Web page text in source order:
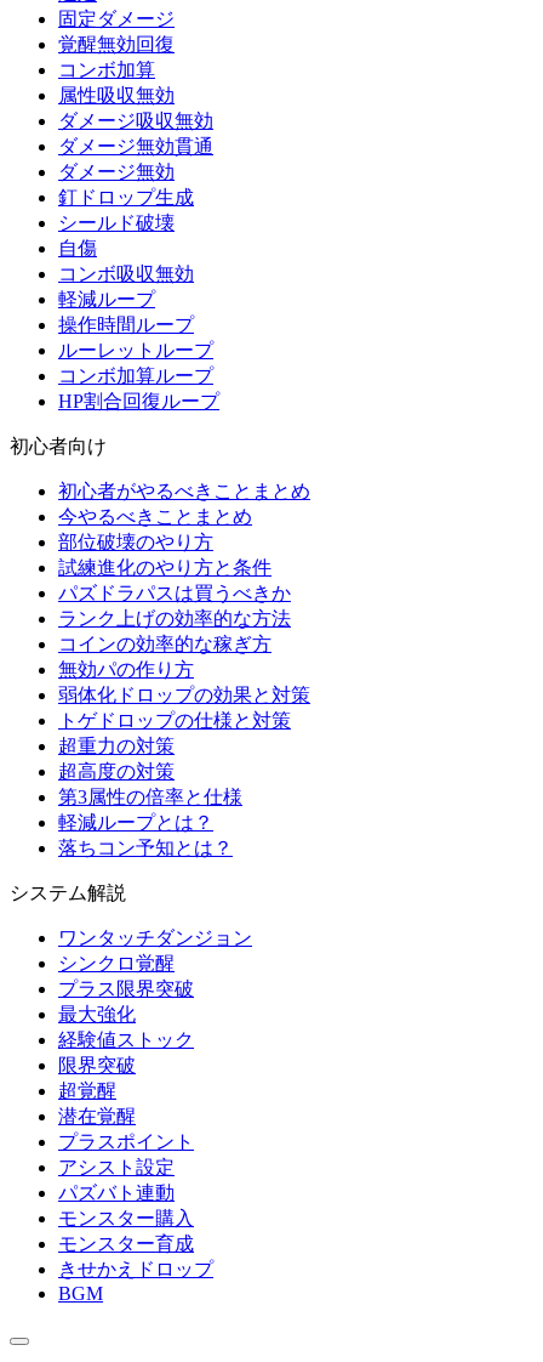
固定ダメージ
覚醒無効回復
コンボ加算
属性吸収無効
ダメージ吸収無効
ダメージ無効貫通
ダメージ無効
釘ドロップ生成
シールド破壊
自傷
コンボ吸収無効
軽減ループ
操作時間ループ
ルーレットループ
コンボ加算ループ
HP割合回復ループ
初心者向け
初心者がやるべきことまとめ
今やるべきことまとめ
部位破壊のやり方
試練進化のやり方と条件
パズドラパスは買うべきか
ランク上げの効率的な方法
コインの効率的な稼ぎ方
無効パの作り方
弱体化ドロップの効果と対策
トゲドロップの仕様と対策
超重力の対策
超高度の対策
第3属性の倍率と仕様
軽減ループとは？
落ちコン予知とは？
システム解説
ワンタッチダンジョン
シンクロ覚醒
プラス限界突破
最大強化
経験値ストック
限界突破
超覚醒
潜在覚醒
プラスポイント
アシスト設定
パズバト連動
モンスター購入
モンスター育成
きせかえドロップ
BGM